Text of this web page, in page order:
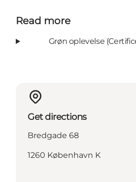
Read more
Grøn oplevelse
Get directions
Bredgade 68
1260 København K